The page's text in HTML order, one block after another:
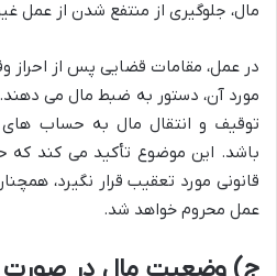
مال، جلوگیری از منتفع شدن از عمل
در عمل، مقامات قضایی پس از احراز
مورد آن، دستور به ضبط مال می
توقیف و انتقال مال به حساب های
باشد. این موضوع تأکید می کند که
قانونی مورد تعقیب قرار نگیرد،
عمل محروم خواهد شد.
ج) وضعیت مال در صورت